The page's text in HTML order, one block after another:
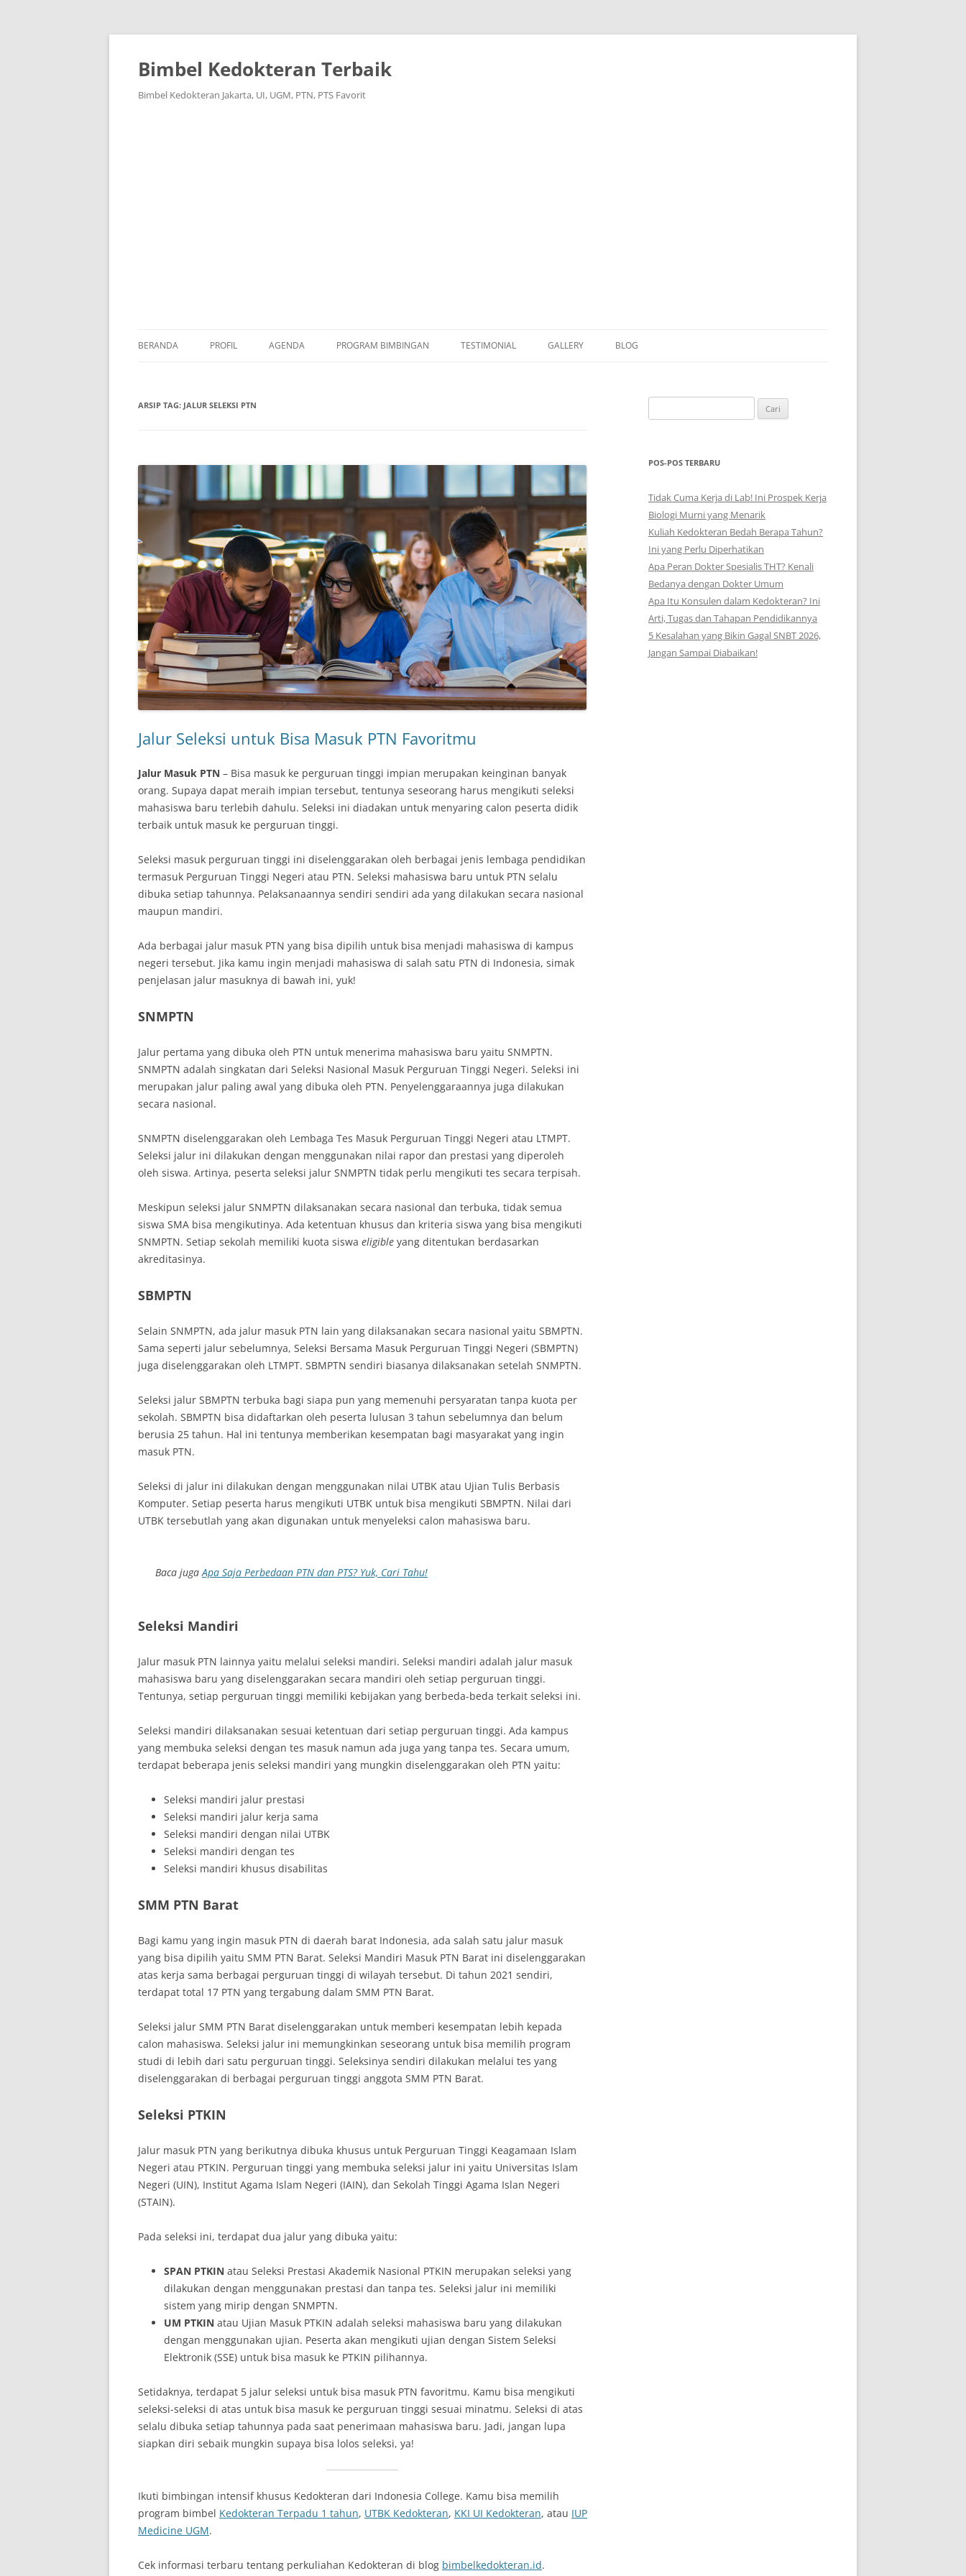
Langsung
Bimbel Kedokteran Terbaik
Bimbel Kedokteran Jakarta, UI, UGM, PTN, PTS Favorit
BERANDA PROFIL AGENDA PROGRAM BIMBINGAN
IUP MEDICINE UGM
TESTIMONIAL GALLERY BLOG
ARSIP TAG: JALUR SELEKSI PTN
Jalur Seleksi untuk Bisa Masuk PTN Favoritmu
Jalur Masuk PTN – Bisa masuk ke perguruan tinggi impian merupakan keinginan banyak
orang. Supaya dapat meraih impian tersebut, tentunya seseorang harus mengikuti seleksi
mahasiswa baru terlebih dahulu. Seleksi ini diadakan untuk menyaring calon peserta didik
terbaik untuk masuk ke perguruan tinggi.
Seleksi masuk perguruan tinggi ini diselenggarakan oleh berbagai jenis lembaga pendidikan
termasuk Perguruan Tinggi Negeri atau PTN. Seleksi mahasiswa baru untuk PTN selalu
dibuka setiap tahunnya. Pelaksanaannya sendiri sendiri ada yang dilakukan secara nasional
maupun mandiri.
Ada berbagai jalur masuk PTN yang bisa dipilih untuk bisa menjadi mahasiswa di kampus
negeri tersebut. Jika kamu ingin menjadi mahasiswa di salah satu PTN di Indonesia, simak
penjelasan jalur masuknya di bawah ini, yuk!
SNMPTN
Jalur pertama yang dibuka oleh PTN untuk menerima mahasiswa baru yaitu SNMPTN.
SNMPTN adalah singkatan dari Seleksi Nasional Masuk Perguruan Tinggi Negeri. Seleksi ini
merupakan jalur paling awal yang dibuka oleh PTN. Penyelenggaraannya juga dilakukan
secara nasional.
SNMPTN diselenggarakan oleh Lembaga Tes Masuk Perguruan Tinggi Negeri atau LTMPT.
Seleksi jalur ini dilakukan dengan menggunakan nilai rapor dan prestasi yang diperoleh
oleh siswa. Artinya, peserta seleksi jalur SNMPTN tidak perlu mengikuti tes secara terpisah.
Meskipun seleksi jalur SNMPTN dilaksanakan secara nasional dan terbuka, tidak semua
siswa SMA bisa mengikutinya. Ada ketentuan khusus dan kriteria siswa yang bisa mengikuti
SNMPTN. Setiap sekolah memiliki kuota siswa eligible yang ditentukan berdasarkan
akreditasinya.
SBMPTN
Selain SNMPTN, ada jalur masuk PTN lain yang dilaksanakan secara nasional yaitu SBMPTN.
Sama seperti jalur sebelumnya, Seleksi Bersama Masuk Perguruan Tinggi Negeri (SBMPTN)
juga diselenggarakan oleh LTMPT. SBMPTN sendiri biasanya dilaksanakan setelah SNMPTN.
Seleksi jalur SBMPTN terbuka bagi siapa pun yang memenuhi persyaratan tanpa kuota per
sekolah. SBMPTN bisa didaftarkan oleh peserta lulusan 3 tahun sebelumnya dan belum
berusia 25 tahun. Hal ini tentunya memberikan kesempatan bagi masyarakat yang ingin
masuk PTN.
Seleksi di jalur ini dilakukan dengan menggunakan nilai UTBK atau Ujian Tulis Berbasis
Komputer. Setiap peserta harus mengikuti UTBK untuk bisa mengikuti SBMPTN. Nilai dari
UTBK tersebutlah yang akan digunakan untuk menyeleksi calon mahasiswa baru.
Baca jugaApa Saja Perbedaan PTN dan PTS? Yuk, Cari Tahu!
Seleksi Mandiri
Jalur masuk PTN lainnya yaitu melalui seleksi mandiri. Seleksi mandiri adalah jalur masuk
mahasiswa baru yang diselenggarakan secara mandiri oleh setiap perguruan tinggi.
Tentunya, setiap perguruan tinggi memiliki kebijakan yang berbeda-beda terkait seleksi ini.
Seleksi mandiri dilaksanakan sesuai ketentuan dari setiap perguruan tinggi. Ada kampus
yang membuka seleksi dengan tes masuk namun ada juga yang tanpa tes. Secara umum,
terdapat beberapa jenis seleksi mandiri yang mungkin diselenggarakan oleh PTN yaitu:
Seleksi mandiri jalur prestasi
Seleksi mandiri jalur kerja sama
Seleksi mandiri dengan nilai UTBK
Seleksi mandiri dengan tes
Seleksi mandiri khusus disabilitas
SMM PTN Barat
Bagi kamu yang ingin masuk PTN di daerah barat Indonesia, ada salah satu jalur masuk
yang bisa dipilih yaitu SMM PTN Barat. Seleksi Mandiri Masuk PTN Barat ini diselenggarakan
atas kerja sama berbagai perguruan tinggi di wilayah tersebut. Di tahun 2021 sendiri,
terdapat total 17 PTN yang tergabung dalam SMM PTN Barat.
Seleksi jalur SMM PTN Barat diselenggarakan untuk memberi kesempatan lebih kepada
calon mahasiswa. Seleksi jalur ini memungkinkan seseorang untuk bisa memilih program
studi di lebih dari satu perguruan tinggi. Seleksinya sendiri dilakukan melalui tes yang
diselenggarakan di berbagai perguruan tinggi anggota SMM PTN Barat.
Seleksi PTKIN
Jalur masuk PTN yang berikutnya dibuka khusus untuk Perguruan Tinggi Keagamaan Islam
Negeri atau PTKIN. Perguruan tinggi yang membuka seleksi jalur ini yaitu Universitas Islam
Negeri (UIN), Institut Agama Islam Negeri (IAIN), dan Sekolah Tinggi Agama Islan Negeri
(STAIN).
Pada seleksi ini, terdapat dua jalur yang dibuka yaitu:
SPAN PTKIN atau Seleksi Prestasi Akademik Nasional PTKIN merupakan seleksi yang
dilakukan dengan menggunakan prestasi dan tanpa tes. Seleksi jalur ini memiliki
sistem yang mirip dengan SNMPTN.
UM PTKIN atau Ujian Masuk PTKIN adalah seleksi mahasiswa baru yang dilakukan
dengan menggunakan ujian. Peserta akan mengikuti ujian dengan Sistem Seleksi
Elektronik (SSE) untuk bisa masuk ke PTKIN pilihannya.
Setidaknya, terdapat 5 jalur seleksi untuk bisa masuk PTN favoritmu. Kamu bisa mengikuti
seleksi-seleksi di atas untuk bisa masuk ke perguruan tinggi sesuai minatmu. Seleksi di atas
selalu dibuka setiap tahunnya pada saat penerimaan mahasiswa baru. Jadi, jangan lupa
siapkan diri sebaik mungkin supaya bisa lolos seleksi, ya!
Ikuti bimbingan intensif khusus Kedokteran dari Indonesia College. Kamu bisa memilih
program bimbel Kedokteran Terpadu 1 tahun, UTBK Kedokteran, KKI UI Kedokteran, atau IUP
Medicine UGM.
Cek informasi terbaru tentang perkuliahan Kedokteran di blog bimbelkedokteran.id.
untuk:
POS-POS TERBARU
Tidak Cuma Kerja di Lab! Ini Prospek Kerja
Biologi Murni yang Menarik
Kuliah Kedokteran Bedah Berapa Tahun?
Ini yang Perlu Diperhatikan
Apa Peran Dokter Spesialis THT? Kenali
Bedanya dengan Dokter Umum
Apa Itu Konsulen dalam Kedokteran? Ini
Arti, Tugas dan Tahapan Pendidikannya
5 Kesalahan yang Bikin Gagal SNBT 2026,
Jangan Sampai Diabaikan!